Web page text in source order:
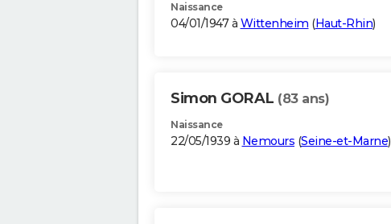
Naissance
04/01/1947 à Wittenheim (Haut-Rhin)
Simon GORAL (83 ans)
Naissance
22/05/1939 à Nemours (Seine-et-Marne)